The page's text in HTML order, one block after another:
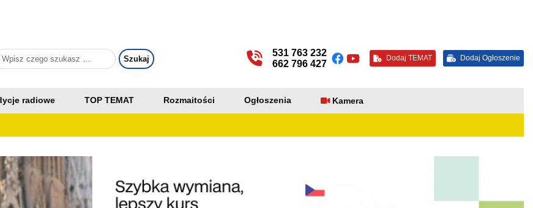
531 763 232
662 796 427
Dodaj TEMAT Dodaj Ogłoszenie
radiowe TOP TEMAT Rozmaitości Ogłoszenia Kamera